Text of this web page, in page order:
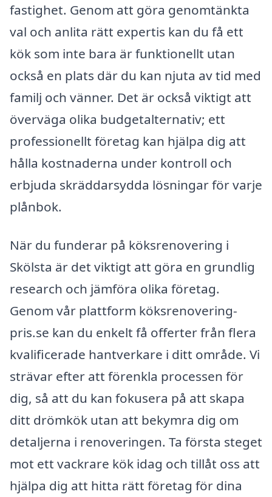
fastighet. Genom att göra genomtänkta
val och anlita rätt expertis kan du få ett
kök som inte bara är funktionellt utan
också en plats där du kan njuta av tid med
familj och vänner. Det är också viktigt att
överväga olika budgetalternativ; ett
professionellt företag kan hjälpa dig att
hålla kostnaderna under kontroll och
erbjuda skräddarsydda lösningar för varje
plånbok.
När du funderar på köksrenovering i
Skölsta är det viktigt att göra en grundlig
research och jämföra olika företag.
Genom vår plattform köksrenovering-
pris.se kan du enkelt få offerter från flera
kvalificerade hantverkare i ditt område. Vi
strävar efter att förenkla processen för
dig, så att du kan fokusera på att skapa
ditt drömkök utan att bekymra dig om
detaljerna i renoveringen. Ta första steget
mot ett vackrare kök idag och tillåt oss att
hjälpa dig att hitta rätt företag för dina